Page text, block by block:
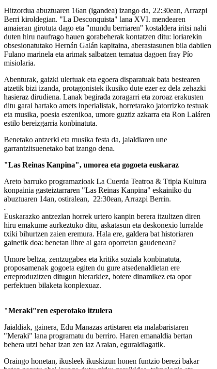
Hitzordua abuztuaren 16an (igandea) izango da, 22:30ean, Arrazpi
Berri kiroldegian. "La Desconquista" lana XVI. mendearen
amaieran girotuta dago eta "mundu berriaren" kostaldera iritsi nahi
duten hiru naufrago hauen gorabeherak kontatzen ditu: loriarekin
obsesionatutako Hernán Galán kapitaina, aberastasunen bila dabilen
Fulano marinela eta arimak salbatzen tematua dagoen fray Pío
misiolaria.
Abenturak, gaizki ulertuak eta egoera disparatuak bata bestearen
atzetik bizi izanda, protagonistek ikusiko dute ezer ez dela zehazki
hasieraz dirudiena. Lanak begirada zoragarri eta zoroaz erakusten
ditu garai hartako amets inperialistak, horretarako jatorrizko testuak
eta musika, poesia eszenikoa, umore guztiz azkarra eta Ron Laláren
estilo bereizgarria konbinatuta.
Benetako antzerki eta musika festa da, jaialdiaren une
garrantzitsuenetako bat izango dena.
"Las Reinas Kanpina", umorea eta gogoeta euskaraz
Areto barruko programazioak La Cuerda Teatroa & Ttipia Kultura
konpainia gasteiztarraren "Las Reinas Kanpina" eskainiko du
abuztuaren 14an, ostiralean, 22:30ean, Arrazpi Berrin.
.
Euskarazko antzezlan horrek urtero kanpin berera itzultzen diren
hiru emakume aurkeztuko ditu, askatasun eta deskonexio lurralde
txiki bihurtzen zaien eremura. Hala ere, galdera bat historiaren
gainetik doa: benetan libre al gara oporretan gaudenean?
Umore beltza, zentzugabea eta kritika soziala konbinatuta,
proposamenak gogoeta egiten du gure atsedenaldietan ere
erreproduzitzen ditugun hierarkiez, botere dinamikez eta opor
perfektuen bilaketa konplexuaz.
"Meraki"ren esperotako itzulera
Jaialdiak, gainera, Edu Manazas artistaren eta malabaristaren
"Meraki" lana programatu du berriro. Haren emanaldia bertan
behera utzi behar izan zen iaz Araian, eguraldiagatik.
Oraingo honetan, ikusleek ikuskizun honen funtzio berezi bakar